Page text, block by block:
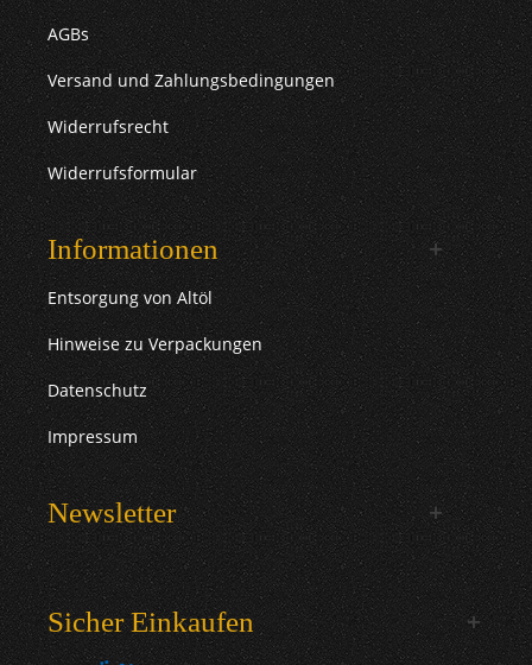
AGBs
Versand und Zahlungsbedingungen
Widerrufsrecht
Widerrufsformular
Informationen
Entsorgung von Altöl
Hinweise zu Verpackungen
Datenschutz
Impressum
Newsletter
Sicher Einkaufen